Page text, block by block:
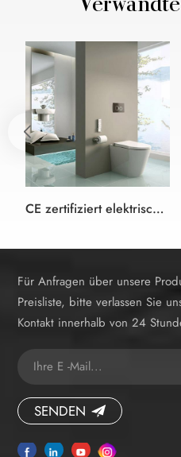
CE zertifiziert elektrisch beheizten bidet-WC-Sitz Bad-Lösungen mit unterputzspülkasten
Für Anfragen über unsere
Preisliste, bitte verlassen Sie
Kontakt innerhalb von 24
SENDEN